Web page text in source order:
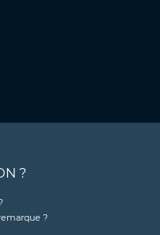
?
?